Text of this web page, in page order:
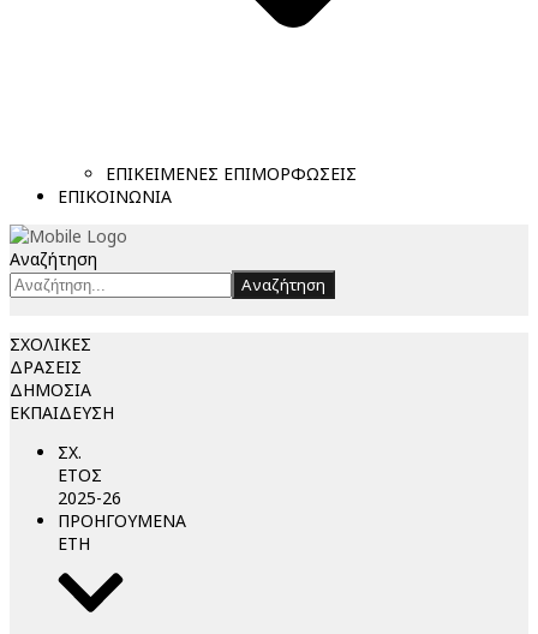
ΕΠΙΚΕΙΜΕΝΕΣ ΕΠΙΜΟΡΦΩΣΕΙΣ
ΕΠΙΚΟΙΝΩΝΙΑ
Αναζήτηση
Αναζήτηση
ΣΧΟΛΙΚΕΣ
ΔΡΑΣΕΙΣ
ΔΗΜΟΣΙΑ
ΕΚΠΑΙΔΕΥΣΗ
ΣΧ.
ΕΤΟΣ
2025-26
ΠΡΟΗΓΟΥΜΕΝΑ
ΕΤΗ